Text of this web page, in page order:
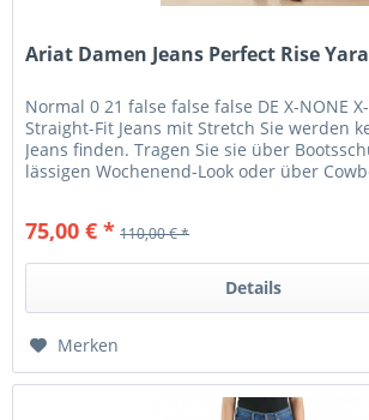
Ariat Damen Jeans Perfect Rise
Normal 0 21 false false false DE X-NONE
Straight-Fit Jeans mit Stretch Sie werden
Jeans finden. Tragen Sie sie über
lässigen Wochenend-Look oder über
75,00 € * 110,00 € *
Details
Merken